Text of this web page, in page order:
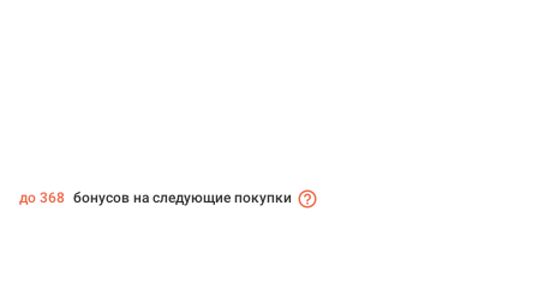
до 368 бонусов на следующие покупки